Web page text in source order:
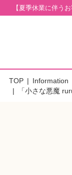
【夏季休業に伴う
TOP
Information
「小さな悪魔